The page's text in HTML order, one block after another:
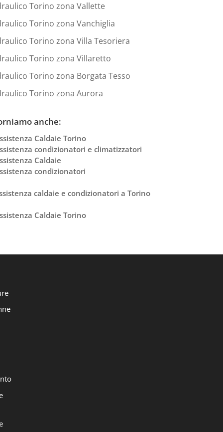
Torino zona Vallette
Torino zona Vanchiglia
Torino zona Villa Tesoriera
Torino zona Villaretto
Torino zona Borgata Tesso
Torino zona Aurora
anche:
Caldaie Torino
condizionatori e climatizzatori
Caldaie
condizionatori
caldaie e condizionatori a Torino
Caldaie Torino